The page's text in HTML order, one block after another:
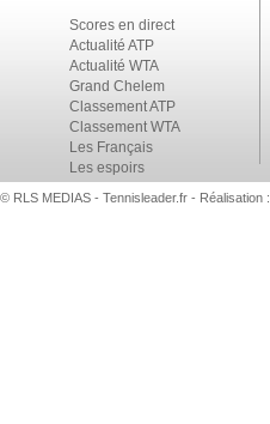
Scores en direct
Actualité ATP
Actualité WTA
Grand Chelem
Classement ATP
Classement WTA
Les Français
Les espoirs
© RLS MEDIAS - Tennisleader.fr - Réalisation :